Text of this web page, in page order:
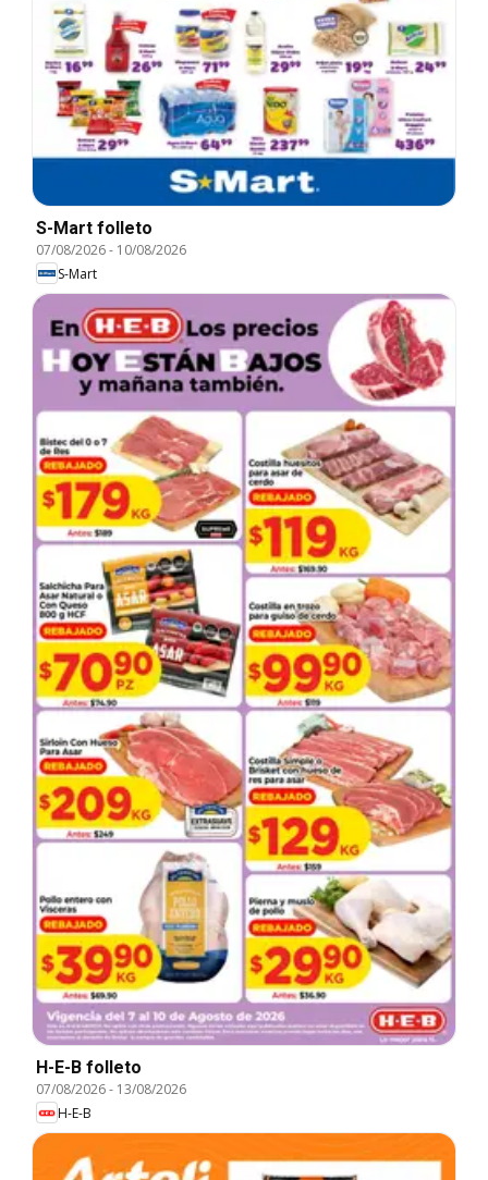
S-Mart folleto
07/08/2026- 10/08/2026
S-Mart
H-E-B folleto
07/08/2026- 13/08/2026
H-E-B